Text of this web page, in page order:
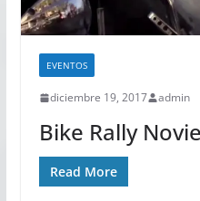
EVENTOS
diciembre 19, 2017 admin
Bike Rally
Read More